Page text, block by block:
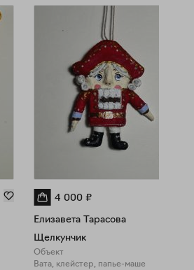
4 000 ₽
Елизавета Тарасова
Щелкунчик
Объект
Вата, клейстер, папье-маше